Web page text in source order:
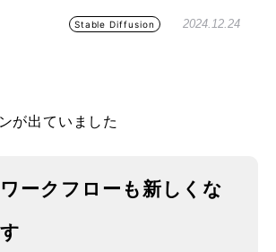
Stable Diffusion 2024.12.24
が出ていました
ークフローも新しくな